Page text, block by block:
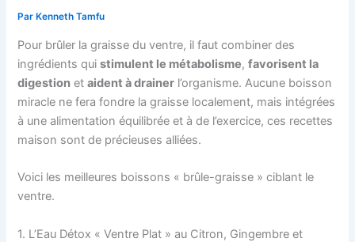
Par Kenneth Tamfu
Pour brûler la graisse du ventre, il faut combiner des
ingrédients quistimulent le métabolisme,favorisent la
digestion etaident à drainer l’organisme. Aucune boisson
miracle ne fera fondre la graisse localement, mais intégrées
à une alimentation équilibrée et à de l’exercice, ces recettes
maison sont de précieuses alliées.
Voici les meilleures boissons « brûle-graisse » ciblant le
ventre.
1. L’Eau Détox « Ventre Plat » au Citron, Gingembre et